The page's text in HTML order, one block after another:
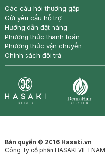
Các câu hỏi thường gặp
Gửi yêu cầu hỗ trợ
Hướng dẫn đặt hàng
Phương thức thanh toán
Phương thức vận chuyển
Chính sách đổi trả
Bản quyền © 2016 Hasaki.vn
Công Ty cổ phần HASAKI VIETNAM